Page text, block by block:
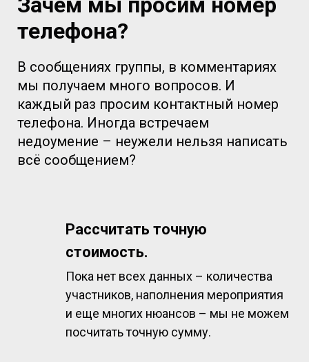
телефона?
В сообщениях группы, в комментариях
мы получаем много вопросов. И
каждый раз просим контактный номер
телефона. Иногда встречаем
недоумение – неужели нельзя написать
всё сообщением?
Рассчитать точную
стоимость.
Пока нет всех данных – количества
участников, наполнения мероприятия
и еще многих нюансов – мы не можем
посчитать точную сумму.